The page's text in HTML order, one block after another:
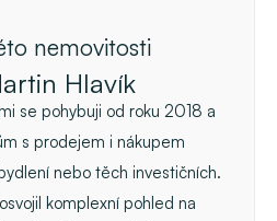
nemovitosti
Hlavík
se pohybuji od roku 2018 a
s prodejem i nákupem
nebo těch investičních.
komplexní pohled na